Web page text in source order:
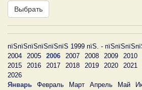
Выбрать
пїЅпїЅпїЅпїЅпїЅпїЅ 1999 пїЅ. -
2004
2005 2006 2007 2008 2009 2010
2015
2016 2017 2018 2019 2020 2021
2026
Январь
Февраль Март Апрель Май